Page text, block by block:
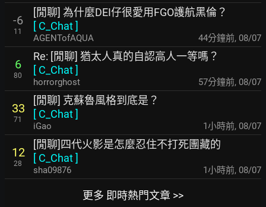
-6
11
[閒聊] 為什麼DEI仔很愛用FGO護航黑倫？
[ C_Chat]
AGENTofAQUA 44分鐘前, 08/07
6
80
Re: [閒聊] 猶太人真的自認高人一等嗎？
[ C_Chat]
horrorghost 57分鐘前, 08/07
33
71
[閒聊] 克蘇魯風格到底是？
[ C_Chat]
iGao 1小時前, 08/07
12
28
[閒聊]四代火影是怎麼忍住不打死團藏的
[ C_Chat]
sha09876 1小時前, 08/07
更多 即時熱門文章 >>